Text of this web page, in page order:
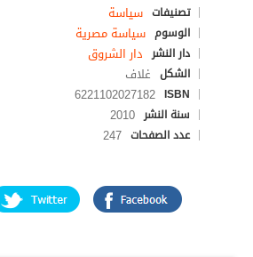
تصنيفات سياسة
الوسوم سياسة مصرية
دار النشر دار الشروق
الشكل غلاف
ISBN
6221102027182
سنة النشر 2010
عدد الصفحات 247